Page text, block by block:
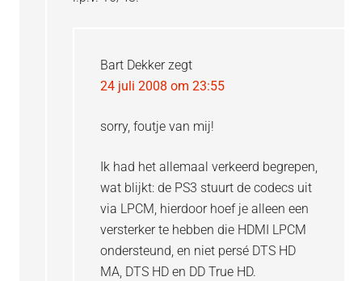
Bart Dekker zegt
24 juli 2008 om 23:55
sorry, foutje van mij!
Ik had het allemaal verkeerd begrepen,
wat blijkt: de PS3 stuurt de codecs uit
via LPCM, hierdoor hoef je alleen een
versterker te hebben die HDMI LPCM
ondersteund, en niet persé DTS HD
MA, DTS HD en DD True HD.